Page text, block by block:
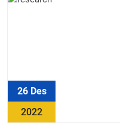
26 Des
2022